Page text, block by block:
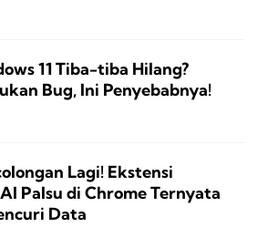
11 Tiba-tiba Hilang?
Bug, Ini Penyebabnya!
Lagi! Ekstensi
Palsu di Chrome Ternyata
Data